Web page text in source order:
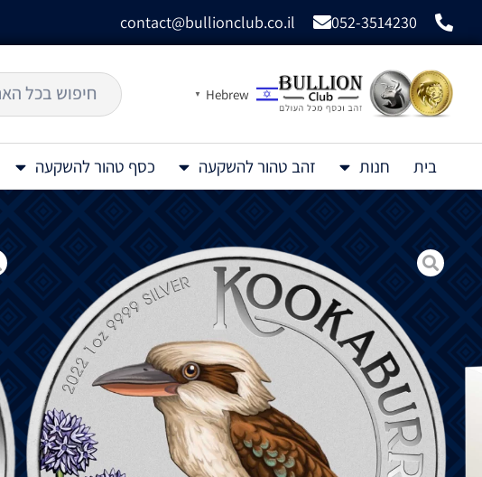
052-3514230
contact@bullionclub.co.il
Hebrew
▼
בית חנות זהב טהור להשקעה כסף טהור להשקעה